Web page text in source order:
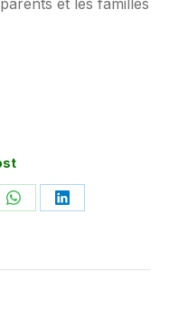
et les familles
PartagerPartager